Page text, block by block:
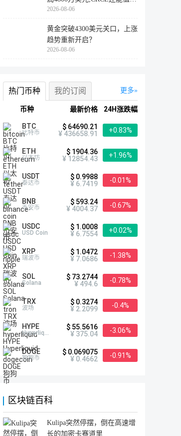
投资
2026-08-06
黄金突破4300美元关口，上涨
趋势重新开启？
2026-08-06
更多
热门币种 我的订阅
币种 最新价格 24H涨跌幅
BTC
比特币
$ 64690.21
¥ 436658.91
+0.83%
ETH
以太坊
$ 1904.36
¥ 12854.43
+1.96%
USDT
泰达币
$ 0.9988
¥ 6.7419
-0.01%
BNB
币安币
$ 593.24
¥ 4004.37
-0.67%
USDC
USD Coin
$ 1.0008
¥ 6.7554
+0.02%
XRP
瑞波币
$ 1.0472
¥ 7.0686
-1.38%
SOL
Solana
$ 73.2744
¥ 494.6
-0.78%
TRX
波场
$ 0.3274
¥ 2.2099
-0.4%
HYPE
Hyperliquid
$ 55.5616
¥ 375.04
-3.06%
DOGE
狗狗币
$ 0.069075
¥ 0.4662
-0.91%
区块链百科
Kulipa突然停摆，倒在高速增
长的加密卡赛道里